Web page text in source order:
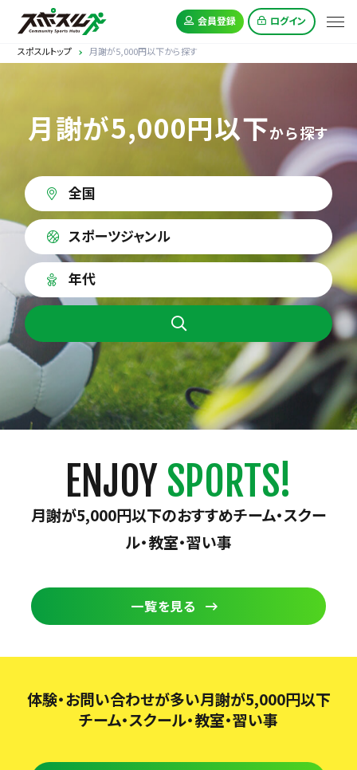
会員登録 ログイン
スポスルトップ 月謝が5,000円以下から探す
月謝が5,000円以下から探す
全国
スポーツジャンル
年代
ENJOY SPORTS!
月謝が5,000円以下のおすすめチーム・スクー
ル・教室・習い事
一覧を見る
体験・お問い合わせが多い月謝が5,000円以下
チーム・スクール・教室・習い事